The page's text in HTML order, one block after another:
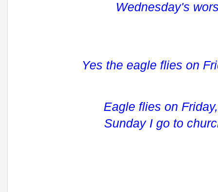
Wednesday's
Yes the eagle flies on
Eagle flies on
Sunday I go to